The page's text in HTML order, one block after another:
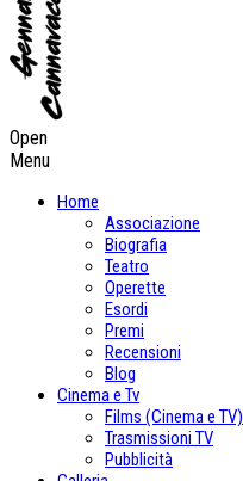
Open
Menu
Home
Associazione
Biografia
Teatro
Operette
Esordi
Premi
Recensioni
Blog
Cinema e Tv
Films (Cinema e TV)
Trasmissioni TV
Pubblicità